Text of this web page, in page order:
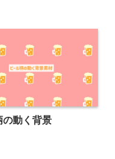
の動く背景